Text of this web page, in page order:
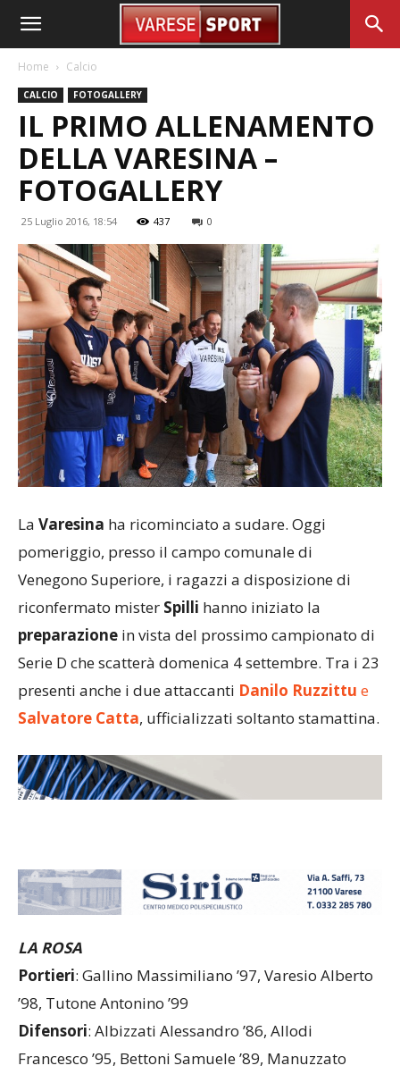
Home Calcio
CALCIO FOTOGALLERY
IL PRIMO ALLENAMENTO
DELLA VARESINA –
FOTOGALLERY
25 Luglio 2016, 18:54 437 0
La Varesina ha ricominciato a sudare. Oggi
pomeriggio, presso il campo comunale di
Venegono Superiore, i ragazzi a disposizione di
riconfermato mister Spilli hanno iniziato la
preparazione in vista del prossimo campionato di
Serie D che scatterà domenica 4 settembre. Tra i 23
presenti anche i due attaccanti Danilo Ruzzittu e
Salvatore Catta, ufficializzati soltanto stamattina.
LA ROSA
Portieri: Gallino Massimiliano ’97, Varesio Alberto
’98, Tutone Antonino ’99
Difensori: Albizzati Alessandro ’86, Allodi
Francesco ’95, Bettoni Samuele ’89, Manuzzato